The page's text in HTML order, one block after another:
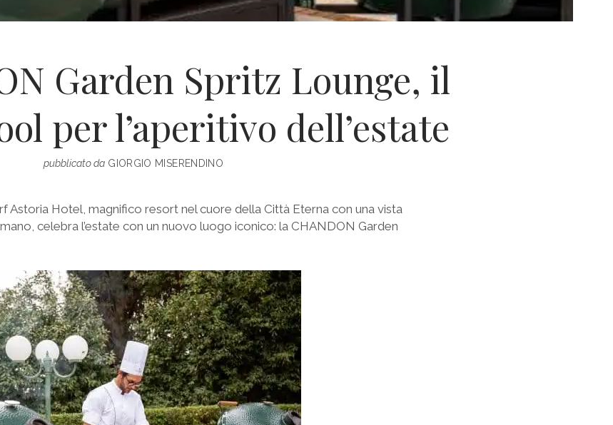
Garden Spritz Lounge, il
per l’aperitivo dell’estate
pubblicato daGIORGIO MISERENDINO
Astoria Hotel, magnifico resort nel cuore della Città Eterna con una vista
celebra l’estate con un nuovo luogo iconico: la CHANDON Garden